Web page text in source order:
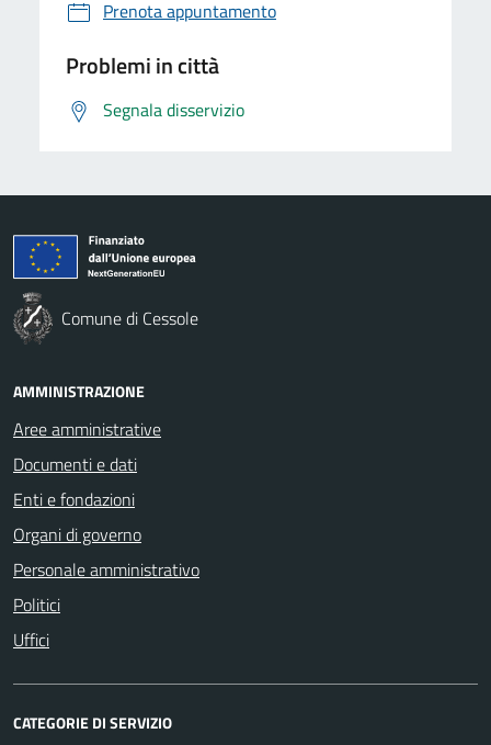
Prenota appuntamento
Problemi in città
Segnala disservizio
Comune di Cessole
AMMINISTRAZIONE
Aree amministrative
Documenti e dati
Enti e fondazioni
Organi di governo
Personale amministrativo
Politici
Uffici
CATEGORIE DI SERVIZIO